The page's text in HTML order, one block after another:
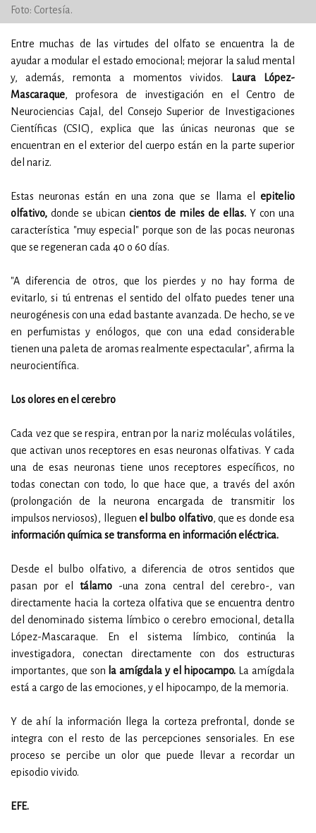
Foto: Cortesía.
Entre muchas de las virtudes del olfato se encuentra la de
ayudar a modular el estado emocional; mejorar la salud mental
y, además, remonta a momentos vividos.
Laura López-
Mascaraque, profesora de investigación en el Centro de
Neurociencias Cajal, del Consejo Superior de Investigaciones
Científicas (CSIC), explica que las únicas neuronas que se
encuentran en el exterior del cuerpo están en la parte superior
del nariz.
Estas neuronas están en una zona que se llama el epitelio
olfativo, donde se ubicancientos de miles de ellas. Y con una
característica "muy especial" porque son de las pocas neuronas
que se regeneran cada 40 o 60 días.
"A diferencia de otros, que los pierdes y no hay forma de
evitarlo, si tú entrenas el sentido del olfato puedes tener una
neurogénesis con una edad bastante avanzada. De hecho, se ve
en perfumistas y enólogos, que con una edad considerable
tienen una paleta de aromas realmente espectacular", afirma la
neurocientífica.
Los olores en el cerebro
Cada vez que se respira, entran por la nariz moléculas volátiles,
que activan unos receptores en esas neuronas olfativas. Y cada
una de esas neuronas tiene unos receptores específicos, no
todas conectan con todo, lo que hace que, a través del axón
(prolongación de la neurona encargada de transmitir los
impulsos nerviosos), lleguen el bulbo olfativo, que es donde esa
información química se transforma en información eléctrica.
Desde el bulbo olfativo, a diferencia de otros sentidos que
pasan por el tálamo-una zona central del cerebro-, van
directamente hacia la corteza olfativa que se encuentra dentro
del denominado sistema límbico o cerebro emocional, detalla
López-Mascaraque. En el sistema límbico, continúa la
investigadora, conectan directamente con dos estructuras
importantes, que son la amígdala y el hipocampo. La amígdala
está a cargo de las emociones, y el hipocampo, de la memoria.
Y de ahí la información llega la corteza prefrontal, donde se
integra con el resto de las percepciones sensoriales. En ese
proceso se percibe un olor que puede llevar a recordar un
episodio vivido.
EFE.